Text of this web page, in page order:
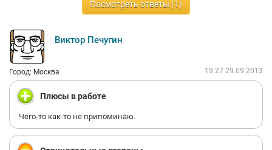
Посмотреть ответы (1)
Виктор Печугин
Город: Москва 19:27 29.09.2013
Плюсы в работе
Чего-то как-то не припоминаю.